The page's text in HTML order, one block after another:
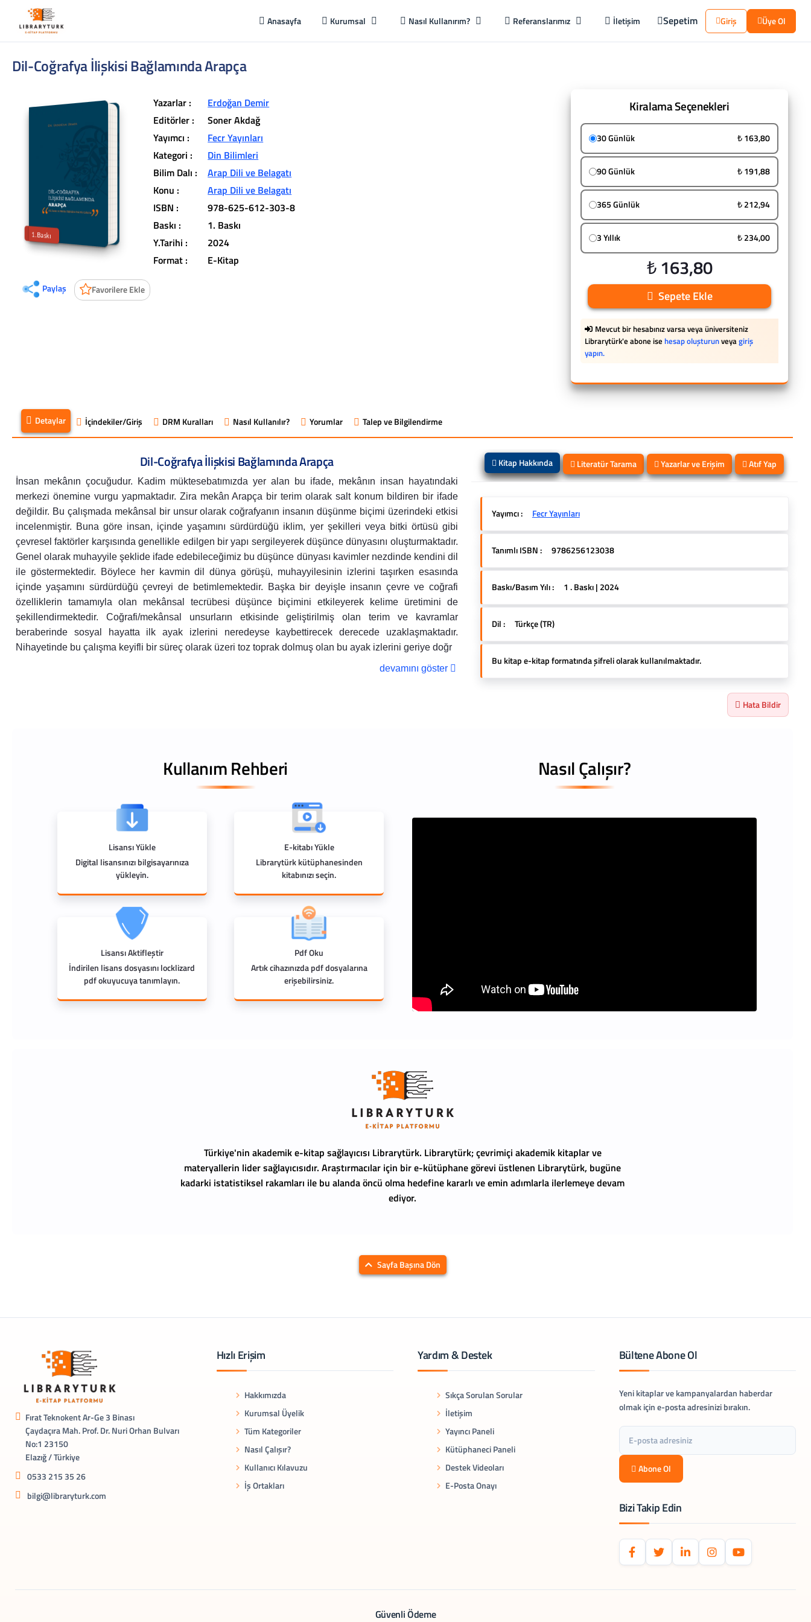
Anasayfa Kurumsal Nasıl Kullanırım? Referanslarımız İletişim Sepetim Giriş Üye Ol
Dil-Coğrafya İlişkisi Bağlamında Arapça
1.Baskı
r
t
ü
a
iç
e
Paylaş Favorilere Ekle
Yazarlar :
Erdoğan Demir
Editörler :
Soner Akdağ
Yayımcı :
Fecr Yayınları
Kategori :
Din Bilimleri
Bilim Dalı :
Arap Dili ve Belagatı
Konu :
Arap Dili ve Belagatı
ISBN :
978-625-612-303-8
Baskı :
1. Baskı
Y.Tarihi :
2024
Format :
E-Kitap
Kiralama Seçenekleri
30 Günlük ₺ 163,80
90 Günlük ₺ 191,88
365 Günlük ₺ 212,94
3 Yıllık ₺ 234,00
₺ 163,80
Sepete Ekle
Mevcut bir hesabınız varsa veya üniversiteniz
Librarytürk'e abone ise hesap oluşturunveyagiriş
yapın.
Detaylar İçindekiler/Giriş DRM Kuralları Nasıl Kullanılır? Yorumlar Talep ve Bilgilendirme
Dil-Coğrafya İlişkisi Bağlamında Arapça
İnsan mekânın çocuğudur. Kadim müktesebatımızda yer alan bu ifade, mekânın insan hayatındaki
merkezi önemine vurgu yapmaktadır. Zira mekân Arapça bir terim olarak salt konum bildiren bir ifade
değildir. Bu çalışmada mekânsal bir unsur olarak coğrafyanın insanın düşünme biçimi üzerindeki etkisi
incelenmiştir. Buna göre insan, içinde yaşamını sürdürdüğü iklim, yer şekilleri veya bitki örtüsü gibi
çevresel faktörler karşısında genellikle edilgen bir yapı sergileyerek düşünce dünyasını oluşturmaktadır.
Genel olarak muhayyile şeklide ifade edebileceğimiz bu düşünce dünyası kavimler nezdinde kendini dil
ile göstermektedir. Böylece her kavmin dil dünya görüşü, muhayyilesinin izlerini taşırken esasında
içinde yaşamını sürdürdüğü çevreyi de betimlemektedir. Başka bir deyişle insanın çevre ve coğrafi
özelliklerin tamamıyla olan mekânsal tecrübesi düşünce biçimini etkileyerek kelime üretimini de
şekillendirmektedir. Coğrafi/mekânsal unsurların etkisinde geliştirilmiş olan terim ve kavramlar
beraberinde sosyal hayatta ilk ayak izlerini neredeyse kaybettirecek derecede uzaklaşmaktadır.
Nihayetinde bu çalışma keyifli bir süreç olarak üzeri toz toprak dolmuş olan bu ayak izlerini geriye doğr
devamını göster
Kitap Hakkında Literatür Tarama Yazarlar ve Erişim Atıf Yap
Yayımcı : Fecr Yayınları
Tanımlı ISBN : 9786256123038
Baskı/Basım Yılı : 1 . Baskı | 2024
Dil : Türkçe (TR)
Bu kitap e-kitap formatında şifreli olarak kullanılmaktadır.
Hata Bildir
Kullanım Rehberi
Lisansı Yükle
Digital lisansınızı bilgisayarınıza
yükleyin.
E-kitabı Yükle
Librarytürk kütüphanesinden
kitabınızı seçin.
Lisansı Aktifleştir
İndirilen lisans dosyasını locklizard
pdf okuyucuya tanımlayın.
Pdf Oku
Artık cihazınızda pdf dosyalarına
erişebilirsiniz.
Nasıl Çalışır?
Türkiye'nin akademik e-kitap sağlayıcısı Librarytürk. Librarytürk; çevrimiçi akademik kitaplar ve
materyallerin lider sağlayıcısıdır. Araştırmacılar için bir e-kütüphane görevi üstlenen Librarytürk, bugüne
kadarki istatistiksel rakamları ile bu alanda öncü olma hedefine kararlı ve emin adımlarla ilerlemeye devam
ediyor.
Sayfa Başına Dön
Fırat Teknokent Ar-Ge 3 Binası
Çaydaçıra Mah. Prof. Dr. Nuri Orhan Bulvarı
No:1 23150
Elazığ / Türkiye
0533 215 35 26
bilgi@libraryturk.com
Hızlı Erişim
Hakkımızda
Kurumsal Üyelik
Tüm Kategoriler
Nasıl Çalışır?
Kullanıcı Kılavuzu
İş Ortakları
Yardım & Destek
Sıkça Sorulan Sorular
İletişim
Yayıncı Paneli
Kütüphaneci Paneli
Destek Videoları
E-Posta Onayı
Bültene Abone Ol
Yeni kitaplar ve kampanyalardan haberdar
olmak için e-posta adresinizi bırakın.
Abone Ol
Bizi Takip Edin
Güvenli Ödeme